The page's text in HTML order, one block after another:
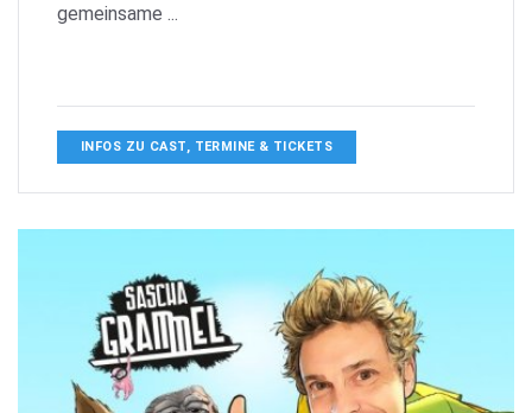
gemeinsame ...
INFOS ZU CAST, TERMINE & TICKETS